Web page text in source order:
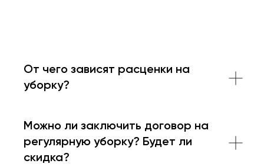
От чего зависят расценки на
уборку?
Можно ли заключить договор на
регулярную уборку? Будет ли
скидка?